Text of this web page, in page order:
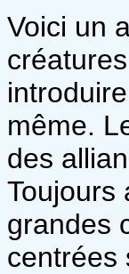
Voici un
même.
des
Toujours
grandes
centrées